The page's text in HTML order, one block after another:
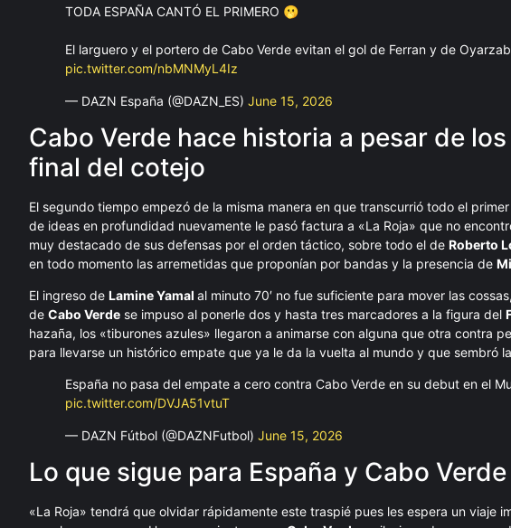
TODA ESPAÑA CANTÓ EL PRIMERO 🫢
El larguero y el portero de Cabo Verde evitan el gol de Ferran y de
pic.twitter.com/nbMNMyL4Iz
— DAZN España (@DAZN_ES) June 15, 2026
Cabo Verde hace historia a pesar de
final del cotejo
El segundo tiempo empezó de la misma manera en que transcurrió todo el
de ideas en profundidad nuevamente le pasó factura a «La Roja» que no
muy destacado de sus defensas por el orden táctico, sobre todo el de Roberto
en todo momento las arremetidas que proponían por bandas y la presencia de
El ingreso de Lamine Yamal al minuto 70′ no fue suficiente para mover las
de Cabo Verde se impuso al ponerle dos y hasta tres marcadores a la figura del
hazaña, los «tiburones azules» llegaron a animarse con alguna que otra contra
para llevarse un histórico empate que ya le da la vuelta al mundo y que sembró
España no pasa del empate a cero contra Cabo Verde en su debut en el
pic.twitter.com/DVJA51vtuT
— DAZN Fútbol (@DAZNFutbol) June 15, 2026
Lo que sigue para España y Cabo Verde
«La Roja» tendrá que olvidar rápidamente este traspié pues les espera un viaje